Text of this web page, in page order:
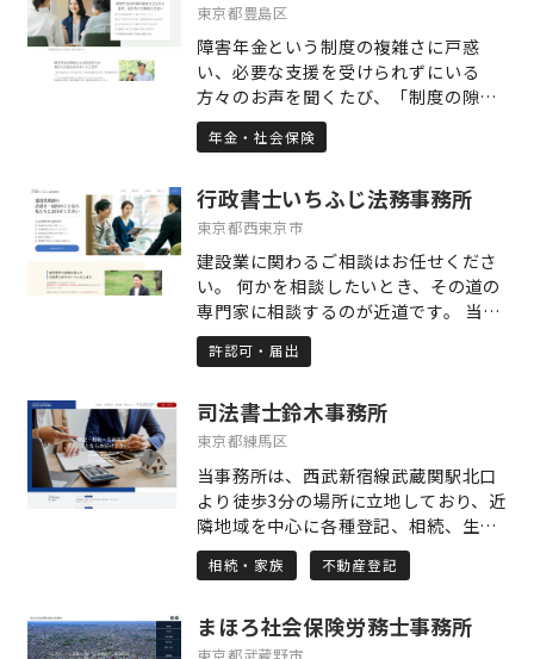
東京都豊島区
障害年金という制度の複雑さに戸惑
い、必要な支援を受けられずにいる
方々のお声を聞くたび、「制度の隙間
に取り残される人をひとりにしない」
という想いを新たにしています。障害
の制度が絡む専門的な手続きであり、
書類やルールに正確に向き合いつつ、
す。だからこそ私は、単に形式に則っ
た申請支援にとどまらず、ご相談者お
一人おひとりの歩まれてきた道のりと
現在の生活に真正面から耳を傾け、そ
の想いや状況を制度にしっかりと反映
させる申請づくりを心がけています。
手続きを進める中で「どうして申請し
たいのか」「どんなことで困っている
のか」という、言葉にしづらいお気持
ちにも寄り添い、信頼関係を築いて進
めることが、単なる事務作業にはない
支援の本質だと考えています。 私たち
の事務所では、初めてのご相談に際
をうかがうことを大切にしています。
お一人おひとりのペースを尊重しなが
年金・社会保険
行政書士いちふじ法務事務所
東京都西東京市
建設業に関わるご相談はお任せくださ
い。 何かを相談したいとき、その道の
専門家に相談するのが近道です。 当事
務所は建設業に特化した業務をしてい
ます。さらに建設業界で多くの経験を
確実に取得いたします。 建設業の専門
的知識があり、業界の慣習を知り、建
事務所の最大の強みです。 デジタル化
推進に伴い、電子申請を活用すること
により、遠方からのご依頼も承ること
が可能になりました。 建設業界にいた
行政書士がご相談を受けます。 同業者
と同じ様に気兼ねなくお問い合わせく
ださい。
許認可・届出
司法書士鈴木事務所
東京都練馬区
当事務所は、西武新宿線武蔵関駅北口
より徒歩3分の場所に立地しており、近
隣地域を中心に各種登記、相続、生前
対策の業務を取り扱っております。 他
士業の先生や、不動産会社との連携に
決することを目標に活動をさせてもら
っております。 手続のメリット、デメ
相続・家族 不動産登記
まほろ社会保険労務士事務所